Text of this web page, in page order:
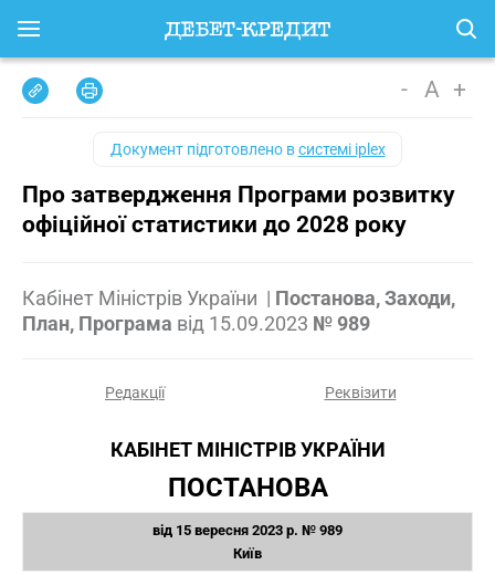
- A +
Документ підготовлено всистемі iplex
Про затвердження Програми розвитку
офіційної статистики до 2028 року
Кабінет Міністрів України | Постанова, Заходи,
План, Програма від 15.09.2023 № 989
Редакції Реквізити
КАБІНЕТ МІНІСТРІВ УКРАЇНИ
ПОСТАНОВА
від 15 вересня 2023 р. № 989
Київ